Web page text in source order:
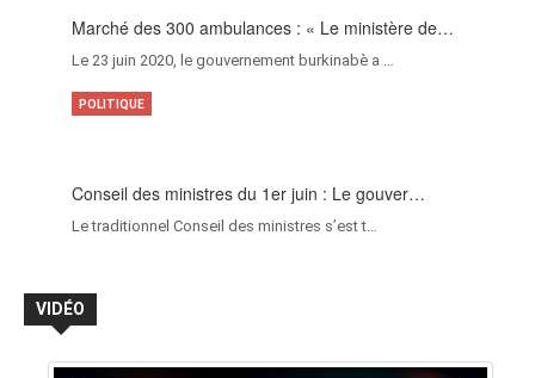
Marché des 300 ambulances : « Le ministère de…
Le 23 juin 2020, le gouvernement burkinabè a …
Conseil des ministres du 1er juin : Le gouver…
Le traditionnel Conseil des ministres s’est t…
POLITIQUE
VIDÉO